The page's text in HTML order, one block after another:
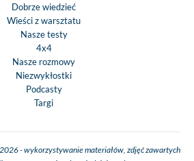
Dobrze wiedzieć
Wieści z warsztatu
Nasze testy
4x4
Nasze rozmowy
Niezwykłostki
Podcasty
Targi
- wykorzystywanie materiałów, zdjęć zawartych